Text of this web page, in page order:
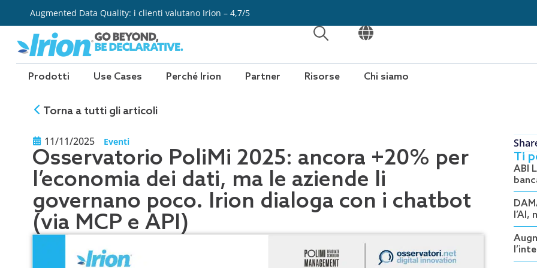
contenuto
Augmented Data Quality: i clienti valutano Irion – 4,7/5
APRI
APRI
Prodotti Use Cases Perché Irion Partner Risorse Chi siamo
Torna a tutti gli articoli
11/11/2025 Eventi
Osservatorio PoliMi 2025: ancora +20% per
l’economia dei dati, ma le aziende li
governano poco. Irion dialoga con i chatbot
(via MCP e API)
Ti
ABI